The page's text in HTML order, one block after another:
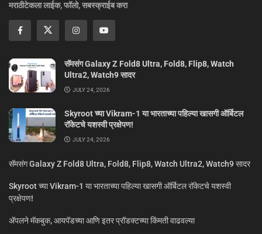
मराठीटेकला लाईक, फॉलो, सबस्क्राईब करा
सॅमसंग Galaxy Z Fold8 Ultra, Fold8, Flip8, Watch
Ultra2, Watch9 सादर
JULY 24, 2026
Skyroot च्या Vikram-1 या भारताच्या पहिल्या खासगी ऑर्बिटल
रॉकेटचे यशस्वी प्रक्षेपण!
JULY 24, 2026
सॅमसंग Galaxy Z Fold8 Ultra, Fold8, Flip8, Watch Ultra2, Watch9 सादर
Skyroot च्या Vikram-1 या भारताच्या पहिल्या खासगी ऑर्बिटल रॉकेटचे यशस्वी
प्रक्षेपण!
ॲपलने मॅकबुक, आयपॅडच्या आणि इतर प्रॉडक्टच्या किंमती वाढवल्या